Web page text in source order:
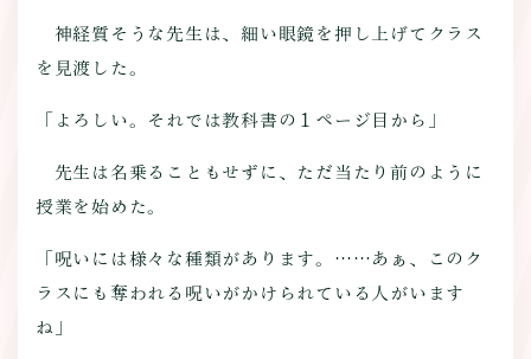
神経質そうな先生は、細い眼鏡を押し上げてクラス
を見渡した。
「よろしい。それでは教科書の１ページ目から」
先生は名乗ることもせずに、ただ当たり前のように
授業を始めた。
「呪いには様々な種類があります。……あぁ、このク
ラスにも奪われる呪いがかけられている人がいます
ね」